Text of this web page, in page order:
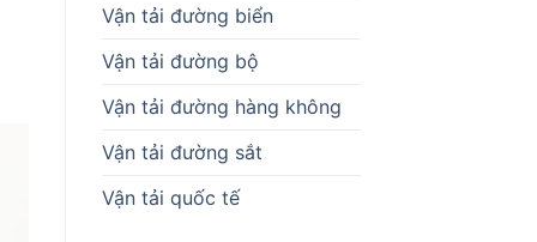
Vận tải đường biển
Vận tải đường bộ
Vận tải đường hàng không
Vận tải đường sắt
Vận tải quốc tế